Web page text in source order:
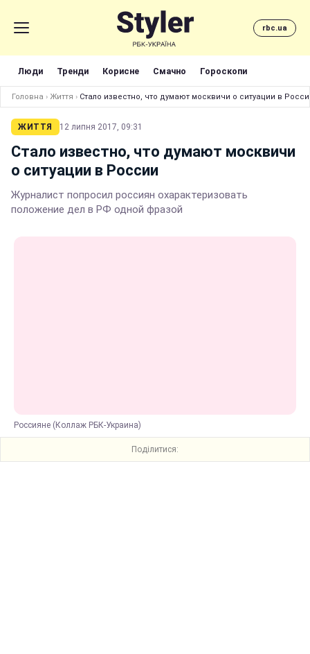
rbc.ua
Люди Тренди Корисне Смачно Гороскопи
Головна › Життя › Стало известно, что думают москвичи о ситуации в
ЖИТТЯ 12 липня 2017, 09:31
Стало известно, что думают москвичи
о ситуации в России
Журналист попросил россиян охарактеризовать
положение дел в РФ одной фразой
Россияне (Коллаж РБК-Украина)
Поділитися: